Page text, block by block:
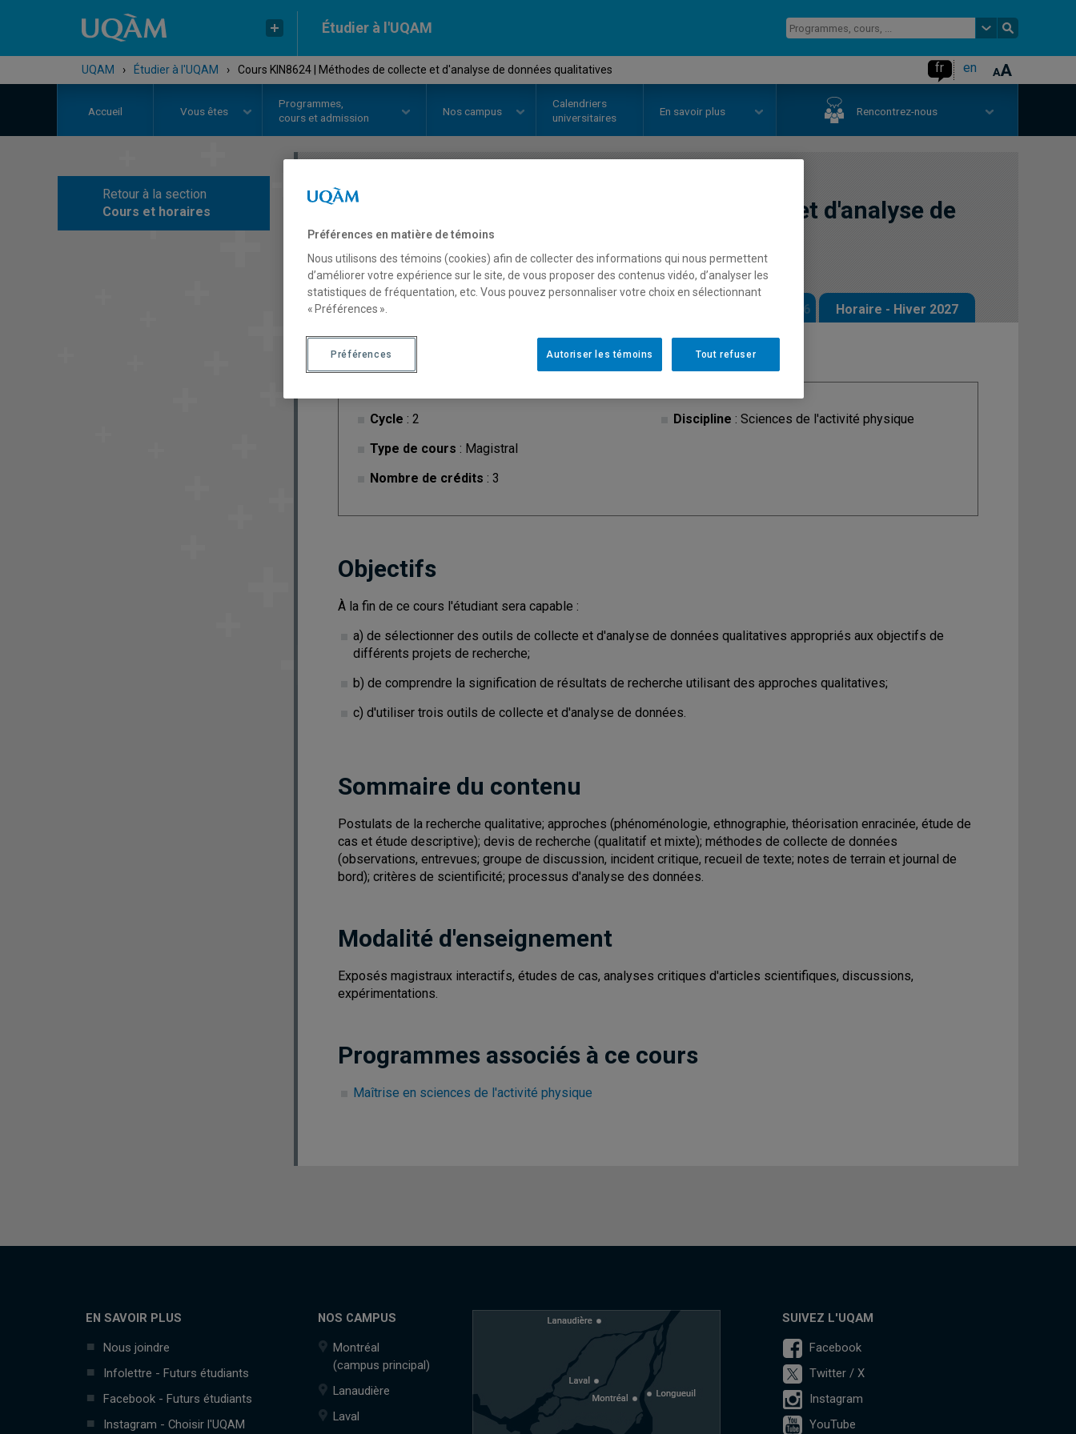
Étudier à l'UQAM
UQAM › Étudier à l'UQAM › Cours KIN8624 | Méthodes de collecte et d'analyse de données qualitatives fr en
Accueil Vous êtes
Programmes,
cours et admission
Nos campus
Calendriers
universitaires
En savoir plus Rencontrez-nous
Retour à la section
Cours et horaires
COURS
Méthodes de collecte et d'analyse de
données qualitatives
Description Horaire - Automne 2026 Horaire - Hiver 2027
Cycle : 2
Type de cours : Magistral
Nombre de crédits : 3
Discipline : Sciences de l'activité physique
Objectifs
À la fin de ce cours l'étudiant sera capable :
a) de sélectionner des outils de collecte et d'analyse de données qualitatives appropriés aux objectifs de
différents projets de recherche;
b) de comprendre la signification de résultats de recherche utilisant des approches qualitatives;
c) d'utiliser trois outils de collecte et d'analyse de données.
Sommaire du contenu
Postulats de la recherche qualitative; approches (phénoménologie, ethnographie, théorisation enracinée, étude de
cas et étude descriptive); devis de recherche (qualitatif et mixte); méthodes de collecte de données
(observations, entrevues; groupe de discussion, incident critique, recueil de texte; notes de terrain et journal de
bord); critères de scientificité; processus d'analyse des données.
Modalité d'enseignement
Exposés magistraux interactifs, études de cas, analyses critiques d'articles scientifiques, discussions,
expérimentations.
Programmes associés à ce cours
Maîtrise en sciences de l'activité physique
EN SAVOIR PLUS
Nous joindre
Infolettre - Futurs étudiants
Facebook - Futurs étudiants
Instagram - Choisir l'UQAM
NOS CAMPUS
Montréal
(campus principal)
Lanaudière
Laval
SUIVEZ L'UQAM
Facebook
Twitter / X
Instagram
YouTube
Préférences en matière de témoins
Nous utilisons des témoins (cookies) afin de collecter des informations qui nous permettent
d’améliorer votre expérience sur le site, de vous proposer des contenus vidéo, d’analyser les
statistiques de fréquentation, etc. Vous pouvez personnaliser votre choix en sélectionnant
« Préférences ».
Tout refuser
Autoriser les témoins
Préférences